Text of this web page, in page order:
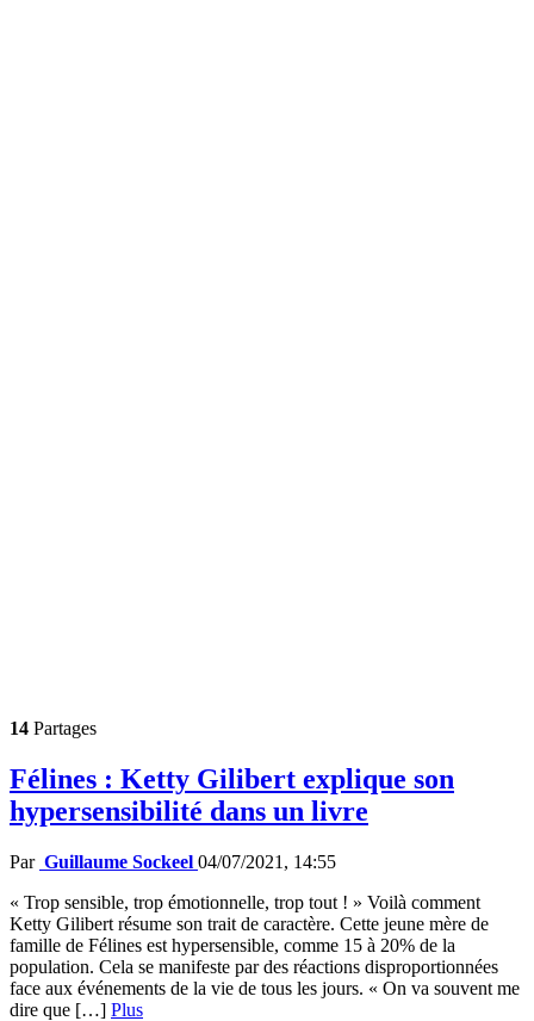
14 Partages
Félines : Ketty Gilibert explique son
hypersensibilité dans un livre
Par Guillaume Sockeel 04/07/2021, 14:55
« Trop sensible, trop émotionnelle, trop tout ! » Voilà comment
Ketty Gilibert résume son trait de caractère. Cette jeune mère de
famille de Félines est hypersensible, comme 15 à 20% de la
population. Cela se manifeste par des réactions disproportionnées
face aux événements de la vie de tous les jours. « On va souvent me
dire que […] Plus